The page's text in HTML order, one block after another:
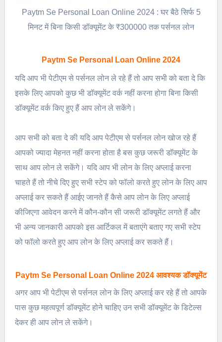
Paytm Se Personal Loan Online 2024 : घर बैठे सिर्फ 5
मिनट में बिना किसी डॉक्यूमेंट के ₹300000 तक पर्सनल लोन
Paytm Se Personal Loan Online 2024
यदि आप भी पेटीएम से पर्सनल लोन ले रहे हैं तो आप सभी को बता दे कि
इसके लिए आपको कुछ भी डॉक्यूमेंट वर्क नहीं करना होगा बिना किसी
डॉक्यूमेंट वर्क किए हुए हैं आप लोन ले सकेंगे।
आप सभी को बता दे की यदि आप पेटीएम से पर्सनल लोन खोज रहे हैं
आपको ज्यादा मेहनत नहीं करना होता है बस कुछ जरूरी डॉक्यूमेंट के
साथ आप लोन ले सकेंगे। यदि आप भी लोन के लिए अप्लाई करना
चाहते हैं तो नीचे दिए हुए सभी स्टेप को फॉलो करते हुए लोन के लिए आप
अप्लाई कर सकते हैं आईए जानते हैं कैसे आप लोन के लिए अप्लाई
कीजिएगा आवेदन करने में कौन-कौन सी जरूरी डॉक्यूमेंट लगते हैं और
भी अन्य जानकारी आपको इस आर्टिकल में बताएंगे बताए गए सभी स्टेप
को फॉलो करते हुए आप लोन के लिए अप्लाई कर सकते हैं।
Paytm Se Personal Loan Online 2024 आवश्यक डॉक्यूमेंट
अगर आप भी पेटीएम से पर्सनल लोन के लिए अप्लाई कर रहे हैं तो आपके
पास कुछ महत्वपूर्ण डॉक्यूमेंट होने चाहिए उन सभी डॉक्यूमेंट के डिटेल्स
देकर ही आप लोन ले सकेंगे।